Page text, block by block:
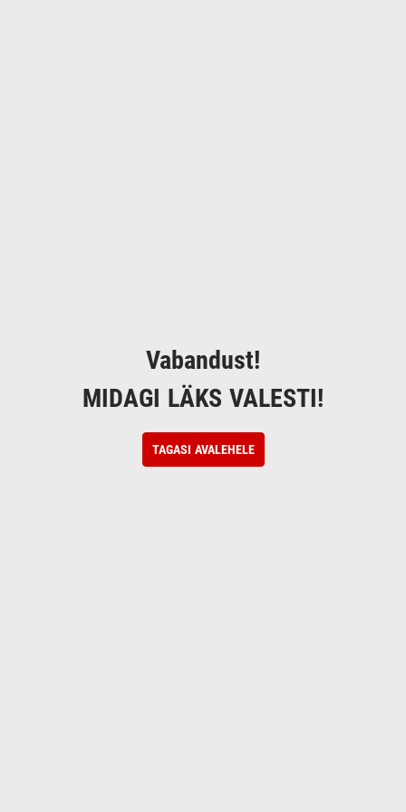
Vabandust!
MIDAGI LÄKS VALESTI!
TAGASI AVALEHELE